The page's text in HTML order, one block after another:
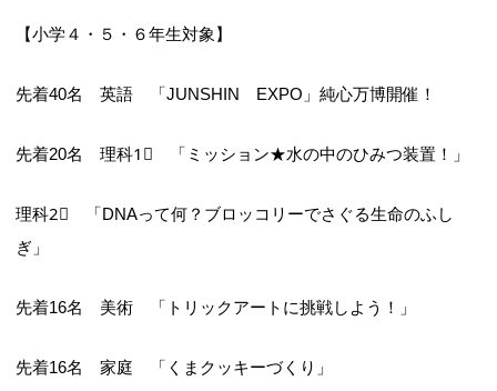
【小学４・５・６年生対象】
先着40名 英語 「JUNSHIN EXPO」純心万博開催！
先着20名 理科1⃣ 「ミッション★水の中のひみつ装置！」
理科2⃣ 「DNAって何？ブロッコリーでさぐる生命のふし
ぎ」
先着16名 美術 「トリックアートに挑戦しよう！」
先着16名 家庭 「くまクッキーづくり」